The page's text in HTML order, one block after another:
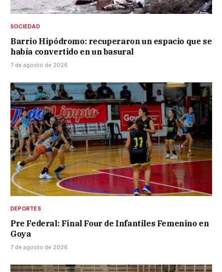
SOCIEDAD
Barrio Hipódromo: recuperaron un espacio que se
había convertido en un basural
7 de agosto de 2026
DEPORTES
Pre Federal: Final Four de Infantiles Femenino en
Goya
7 de agosto de 2026